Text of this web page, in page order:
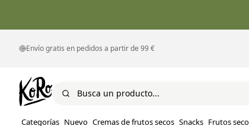
Envío gratis en pedidos a partir de 99 €
Categorías Nuevo Cremas de frutos secos Snacks Frutos